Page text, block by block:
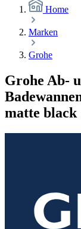
Home
Marken
Grohe
Grohe Ab-
matte black